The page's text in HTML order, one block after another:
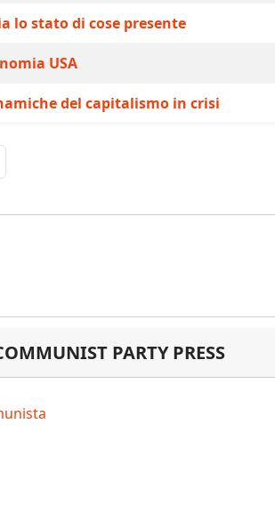
lo stato di cose presente
USA
del capitalismo in crisi
PARTY PRESS